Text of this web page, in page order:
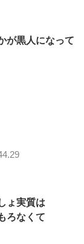
が黒人になって
ょ実質は
ろなくて